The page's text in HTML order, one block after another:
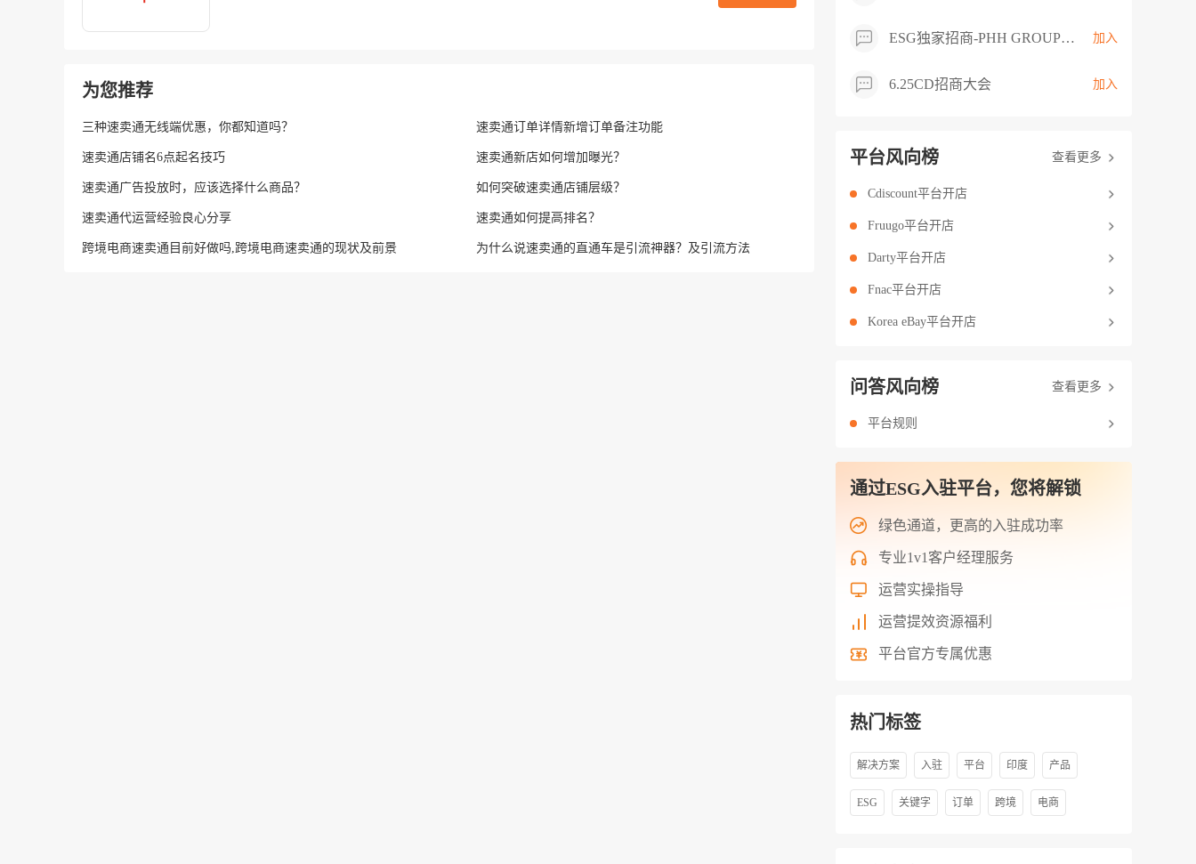
为您推荐
三种速卖通无线端优惠，你都知道吗？ 速卖通订单详情新增订单备注功能
速卖通店铺名6点起名技巧 速卖通新店如何增加曝光？
速卖通广告投放时，应该选择什么商品？ 如何突破速卖通店铺层级？
速卖通代运营经验良心分享 速卖通如何提高排名？
跨境电商速卖通目前好做吗,跨境电商速卖通的现状及前景 为什么说速卖通的直通车是引流神器？及引流方法
ESG独家招商-PHH GROUP卖家交流群 加入
6.25CD招商大会 加入
平台风向榜 查看更多
Cdiscount平台开店
Fruugo平台开店
Darty平台开店
Fnac平台开店
Korea eBay平台开店
问答风向榜 查看更多
平台规则
通过ESG入驻平台，您将解锁
绿色通道，更高的入驻成功率
专业1v1客户经理服务
运营实操指导
运营提效资源福利
平台官方专属优惠
热门标签
解决方案 入驻 平台 印度 产品
ESG 关键字 订单 跨境 电商